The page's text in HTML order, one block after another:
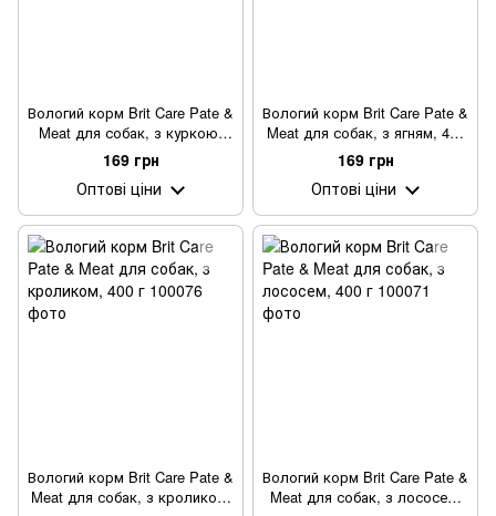
Вологий корм Brit Care Pate &
Meat для собак, з куркою,
400 г
169 грн
Оптові ціни
Вологий корм Brit Care Pate &
Meat для собак, з ягням, 400
г
169 грн
Оптові ціни
Вологий корм Brit Care Pate &
Meat для собак, з кроликом,
Вологий корм Brit Care Pate &
Meat для собак, з лососем,